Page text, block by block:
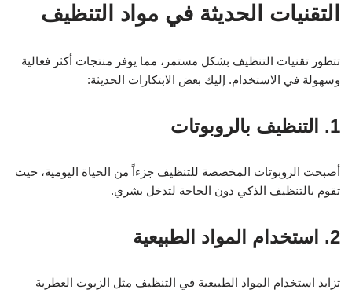
التقنيات الحديثة في مواد التنظيف
تتطور تقنيات التنظيف بشكل مستمر، مما يوفر منتجات أكثر فعالية
وسهولة في الاستخدام. إليك بعض الابتكارات الحديثة:
1. التنظيف بالروبوتات
أصبحت الروبوتات المخصصة للتنظيف جزءاً من الحياة اليومية، حيث
تقوم بالتنظيف الذكي دون الحاجة لتدخل بشري.
2. استخدام المواد الطبيعية
تزايد استخدام المواد الطبيعية في التنظيف مثل الزيوت العطرية